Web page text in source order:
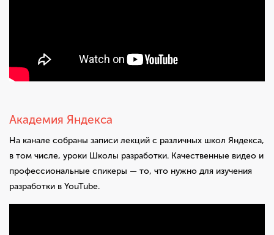
Академия Яндекса
На канале собраны записи лекций с различных школ Яндекса,
в том числе, уроки Школы разработки. Качественные видео и
профессиональные спикеры — то, что нужно для изучения
разработки в YouTube.